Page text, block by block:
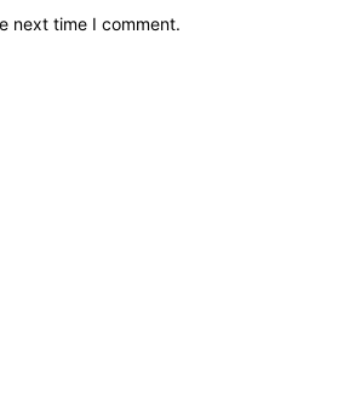
next time I comment.